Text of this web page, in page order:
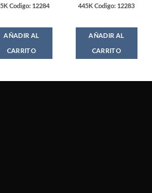
Codigo: 12284
AÑADIR AL
CARRITO
445K Codigo: 12283
AÑADIR AL
CARRITO